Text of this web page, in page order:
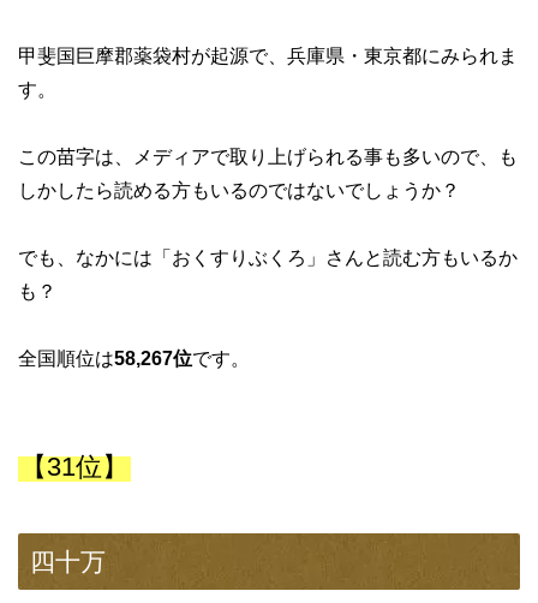
甲斐国巨摩郡薬袋村が起源で、兵庫県・東京都にみられま
す。
この苗字は、メディアで取り上げられる事も多いので、も
しかしたら読める方もいるのではないでしょうか？
でも、なかには「おくすりぶくろ」さんと読む方もいるか
も？
全国順位は58,267位です。
【31位】
四十万